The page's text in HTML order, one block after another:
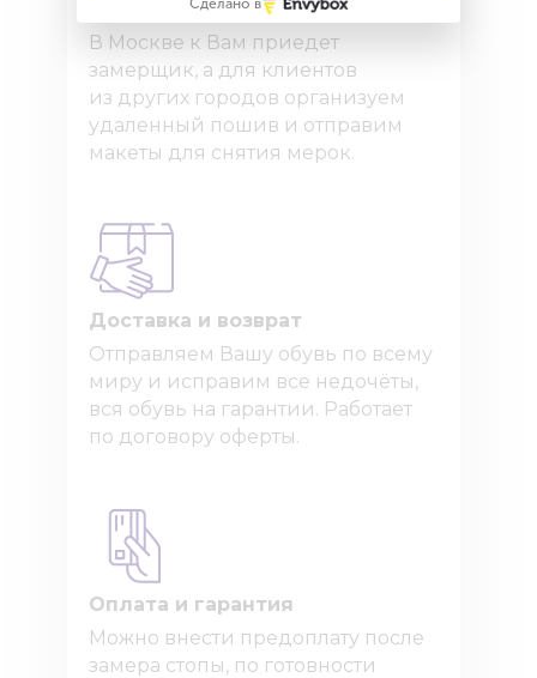
Доставка и возврат
В Москве к Вам приедет
замерщик, а для клиентов
из других городов организуем
удаленный пошив и отправим
макеты для снятия мерок.
Как узнать точный размер?
Отправляем Вашу обувь по всему
миру и исправим все недочёты,
вся обувь на гарантии. Работает
по договору оферты.
Оплата и гарантия
Можно внести предоплату после
замера стопы, по готовности